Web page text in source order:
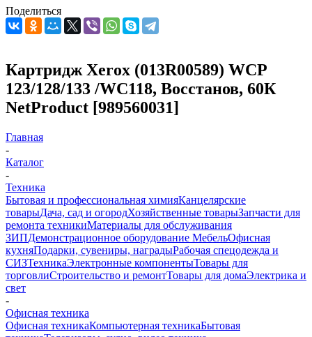
Поделиться
Картридж Xerox (013R00589) WCP
123/128/133 /WC118, Восстанов, 60К
NetProduct [989560031]
Главная
-
Каталог
-
Техника
Бытовая и профессиональная химияКанцелярские
товарыДача, сад и огородХозяйственные товарыЗапчасти для
ремонта техникиМатериалы для обслуживания
ЗИПДемонстрационное оборудование МебельОфисная
кухняПодарки, сувениры, наградыРабочая спецодежда и
СИЗТехникаЭлектронные компонентыТовары для
торговлиСтроительство и ремонтТовары для домаЭлектрика и
свет
-
Офисная техника
Офисная техникаКомпьютерная техникаБытовая